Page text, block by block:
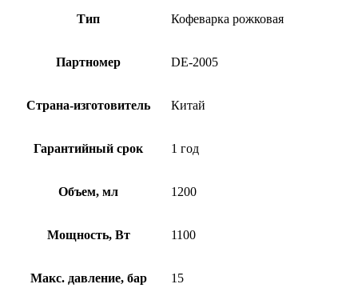
Тип Кофеварка рожковая
Партномер DE-2005
Страна-изготовитель Китай
Гарантийный срок 1 год
Объем, мл 1200
Мощность, Вт 1100
Макс. давление, бар 15